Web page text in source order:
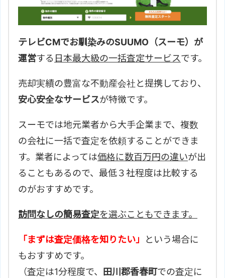
テレビCMでお馴染みのSUUMO（スーモ）が
運営する 日本最大級の一括査定サービスです。
売却実績の豊富な不動産会社と提携しており、
安心安全なサービスが特徴です。
スーモでは地元業者から大手企業まで、複数
の会社に一括で査定を依頼することができま
す。業者によっては価格に数百万円の違いが出
ることもあるので、最低３社程度は比較する
のがおすすめです。
訪問なしの簡易査定を選ぶこともできます。
「まずは査定価格を知りたい」
という場合に
もおすすめです。
（査定は1分程度で、
田川郡香春町での査定に